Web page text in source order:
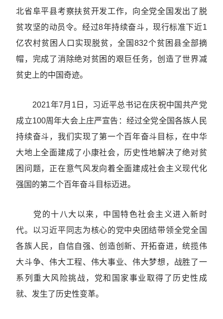
北省阜平县考察扶贫开发工作，向全党全国发出了脱
贫攻坚的动员令。经过8年持续奋斗，现行标准下近1
亿农村贫困人口实现脱贫，全国832个贫困县全部摘
帽，完成了消除绝对贫困的艰巨任务，创造了世界减
贫史上的中国奇迹。
2021年7月1日，习近平总书记在庆祝中国共产党
成立100周年大会上庄严宣告：经过全党全国各族人民
持续奋斗，我们实现了第一个百年奋斗目标，在中华
大地上全面建成了小康社会，历史性地解决了绝对贫
困问题，正在意气风发向着全面建成社会主义现代化
强国的第二个百年奋斗目标迈进。
党的十八大以来，中国特色社会主义进入新时
代。以习近平同志为核心的党中央团结带领全党全国
各族人民，自信自强、创造创新、开拓奋进，统揽伟
大斗争、伟大工程、伟大事业、伟大梦想，战胜了一
系列重大风险挑战，党和国家事业取得了历史性成
就、发生了历史性变革。